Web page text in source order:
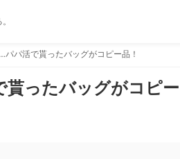
パ活で貰ったバッグがコピー品！
ったバッグがコピー